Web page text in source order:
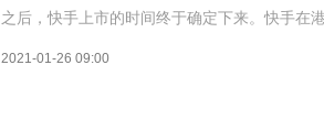
之后，快手上市的时间终于确定下来。快手在
售365，218，600股股票，每股发售价为105-
2021-01-26 09:00